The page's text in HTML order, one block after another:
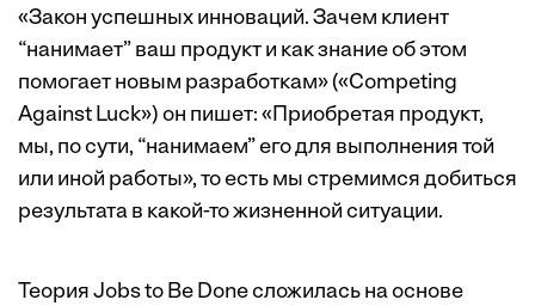
«Закон успешных инноваций. Зачем клиент
“нанимает” ваш продукт и как знание об этом
помогает новым разработкам» («Competing
Against Luck») он пишет: «Приобретая продукт,
мы, по сути, “нанимаем” его для выполнения той
или иной работы», то есть мы стремимся добиться
результата в какой-то жизненной ситуации.
Теория Jobs to Be Done сложилась на основе